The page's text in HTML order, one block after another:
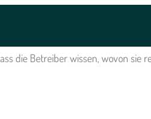
die Betreiber wissen, wovon sie